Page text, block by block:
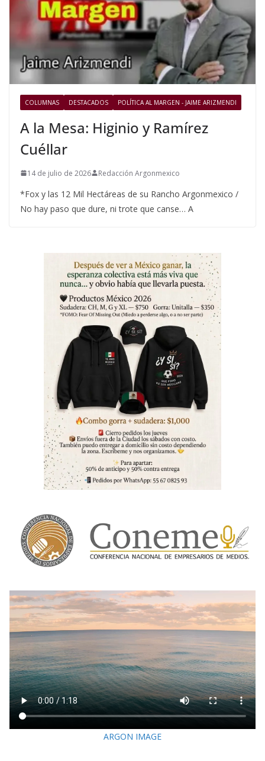
COLUMNAS DESTACADOS POLÍTICA AL MARGEN - JAIME ARIZMENDI
A la Mesa: Higinio y Ramírez
Cuéllar
14 de julio de 2026 Redacción Argonmexico
*Fox y las 12 Mil Hectáreas de su Rancho Argonmexico /
No hay paso que dure, ni trote que canse… A
ARGON IMAGE